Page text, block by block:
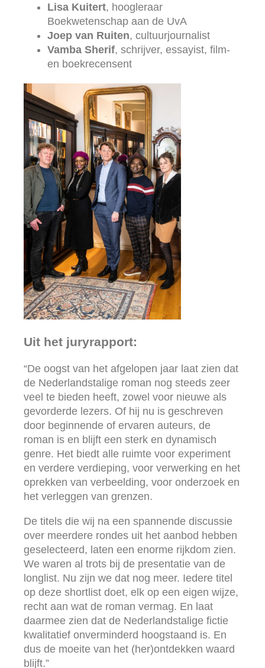
Lisa Kuitert, hoogleraar
Boekwetenschap aan de UvA
Joep van Ruiten, cultuurjournalist
Vamba Sherif, schrijver, essayist, film-
en boekrecensent
Uit het juryrapport:
“De oogst van het afgelopen jaar laat zien dat
de Nederlandstalige roman nog steeds zeer
veel te bieden heeft, zowel voor nieuwe als
gevorderde lezers. Of hij nu is geschreven
door beginnende of ervaren auteurs, de
roman is en blijft een sterk en dynamisch
genre. Het biedt alle ruimte voor experiment
en verdere verdieping, voor verwerking en het
oprekken van verbeelding, voor onderzoek en
het verleggen van grenzen.
De titels die wij na een spannende discussie
over meerdere rondes uit het aanbod hebben
geselecteerd, laten een enorme rijkdom zien.
We waren al trots bij de presentatie van de
longlist. Nu zijn we dat nog meer. Iedere titel
op deze shortlist doet, elk op een eigen wijze,
recht aan wat de roman vermag. En laat
daarmee zien dat de Nederlandstalige fictie
kwalitatief onverminderd hoogstaand is. En
dus de moeite van het (her)ontdekken waard
blijft.”